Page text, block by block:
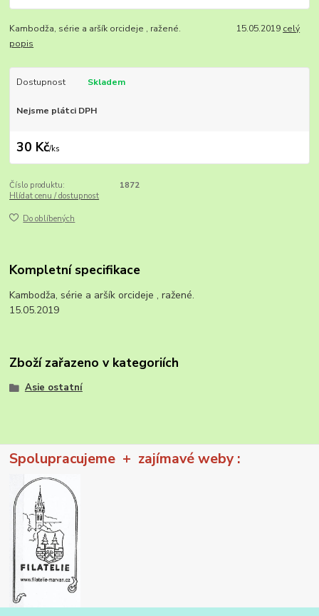
Kambodža, série a aršík orcideje , ražené. 15.05.2019 celý
popis
Dostupnost Skladem
Nejsme plátci DPH
30 Kč/ks
Číslo produktu:
1872
Hlídat cenu / dostupnost
Do oblíbených
Kompletní specifikace
Kambodža, série a aršík orcideje , ražené.
15.05.2019
Zboží zařazeno v kategoriích
Asie ostatní
Spolupracujeme + zajímavé weby :